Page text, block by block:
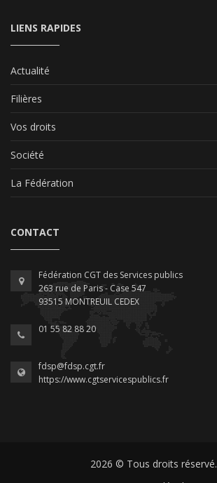
LIENS RAPIDES
Actualité
Filières
Vos droits
Société
La Fédération
CONTACT
Fédération CGT des Services publics
263 rue de Paris - Case 547
93515 MONTREUIL CEDEX
01 55 82 88 20
fdsp@fdsp.cgt.fr
https://www.cgtservicespublics.fr
2026 © Tous droits réservé.